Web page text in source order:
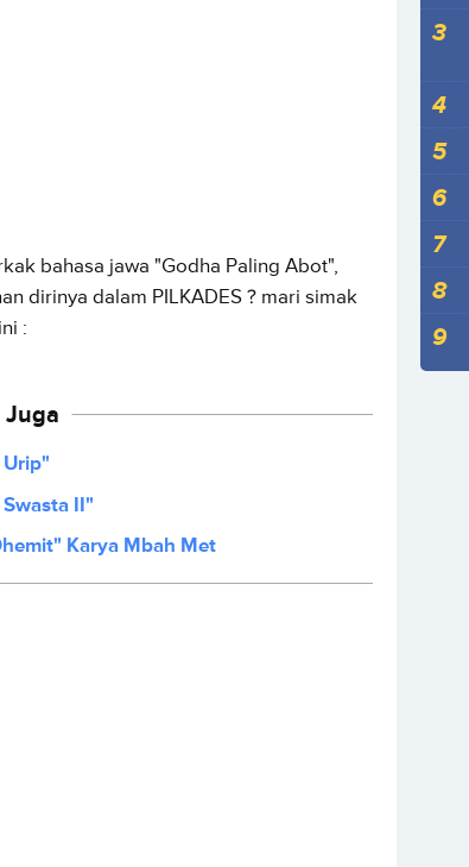
bahasa jawa "Godha Paling Abot",
dirinya dalam PILKADES ? mari simak
:
Juga
Urip"
II"
Karya Mbah Met